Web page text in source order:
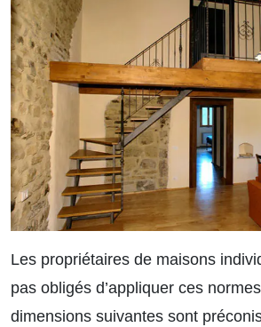
Les propriétaires de maisons
pas obligés d’appliquer ces
dimensions suivantes sont